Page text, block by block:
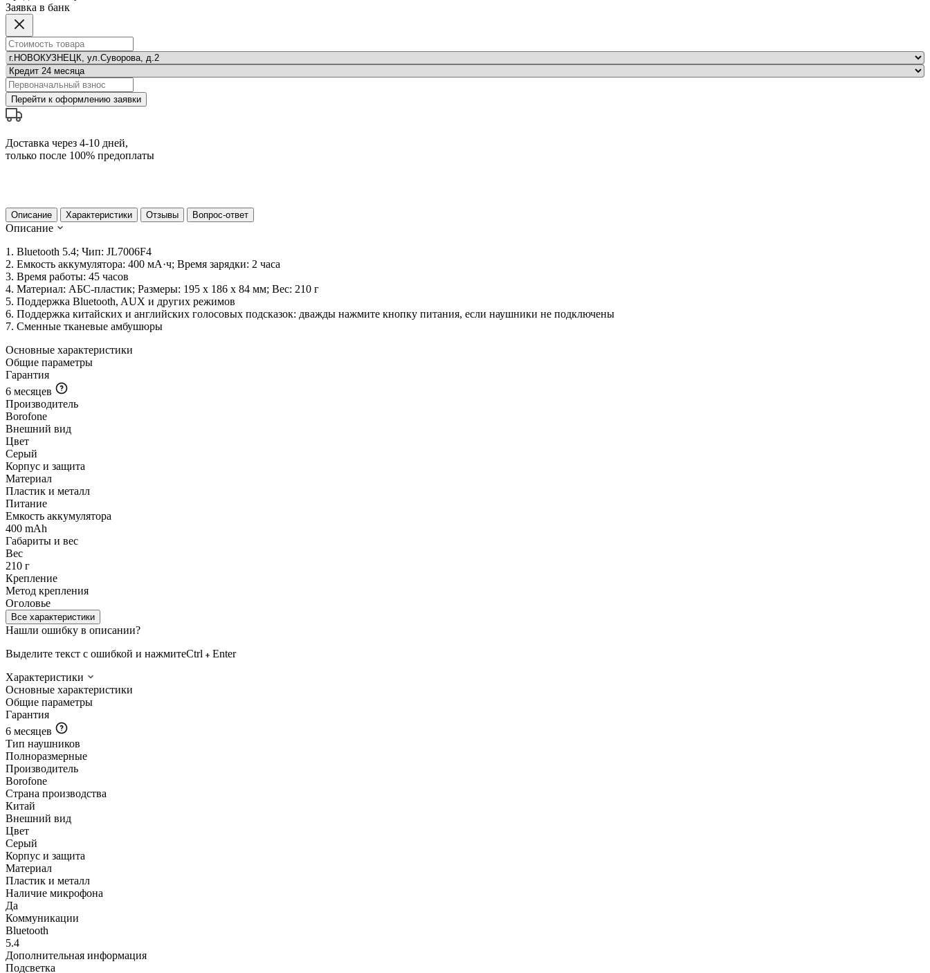
Заявка в банк
Перейти к оформлению заявки
Доставка через 4-10 дней,
только после 100% предоплаты
Описание Характеристики Отзывы Вопрос-ответ
Описание
1. Bluetooth 5.4; Чип: JL7006F4
2. Емкость аккумулятора: 400 мА·ч; Время зарядки: 2 часа
3. Время работы: 45 часов
4. Материал: АБС-пластик; Размеры: 195 x 186 x 84 мм; Вес: 210 г
5. Поддержка Bluetooth, AUX и других режимов
6. Поддержка китайских и английских голосовых подсказок: дважды нажмите кнопку питания, если наушники не подключены
7. Сменные тканевые амбушюры
Основные характеристики
Общие параметры
Гарантия
6 месяцев
Производитель
Borofone
Внешний вид
Цвет
Серый
Корпус и защита
Материал
Пластик и металл
Питание
Емкость аккумулятора
400 mAh
Габариты и вес
Вес
210 г
Крепление
Метод крепления
Оголовье
Все характеристики
Нашли ошибку в описании?
Выделите текст с ошибкой и нажмитеCtrl
Enter
Характеристики
Основные характеристики
Общие параметры
Гарантия
6 месяцев
Тип наушников
Полноразмерные
Производитель
Borofone
Страна производства
Китай
Внешний вид
Цвет
Серый
Корпус и защита
Материал
Пластик и металл
Наличие микрофона
Да
Коммуникации
Bluetooth
5.4
Дополнительная информация
Подсветка